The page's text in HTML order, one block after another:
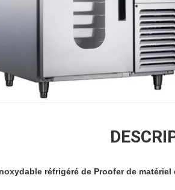
réfrigéré de Proofer de